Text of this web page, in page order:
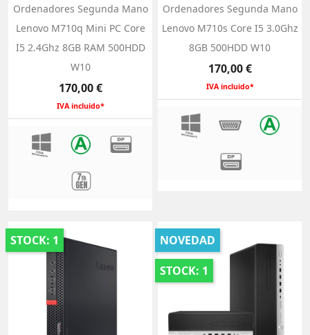
Ordenadores Segunda Mano
Lenovo M710q Mini PC Core
I5 2.4Ghz 8GB RAM 500HDD
W10
Precio
170,00 €
IVA incluido*
Ordenadores Segunda Mano
Lenovo M710s Core I5 3.0Ghz
8GB 500HDD W10
Precio
170,00 €
IVA incluido*
STOCK: 1
NOVEDAD
STOCK: 1